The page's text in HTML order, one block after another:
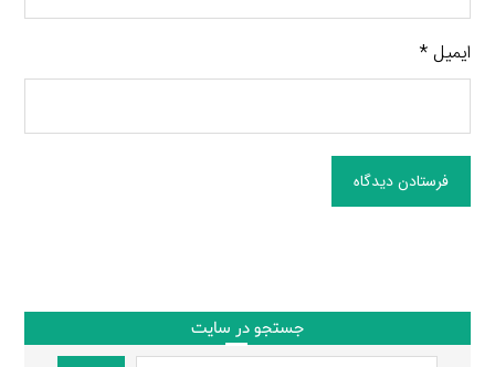
ایمیل*
فرستادن دیدگاه
جستجو در سایت